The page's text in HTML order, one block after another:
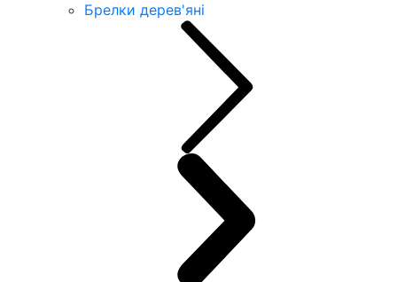
Брелки дерев'яні